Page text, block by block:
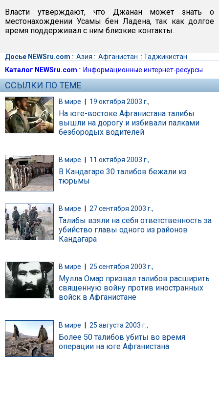
Власти утверждают, что Джанан может знать о
местонахождении Усамы бен Ладена, так как долгое
время поддерживал с ним близкие контакты.
Досье NEWSru.com :: Азия :: Афганистан :: Таджикистан
Каталог NEWSru.com :: Информационные интернет-ресурсы
ССЫЛКИ ПО ТЕМЕ
В мире | 19 октября 2003 г.,
На юге-востоке Афганистана талибы
вышли на дорогу и избивали палками
безбородых водителей
В мире 11 октября 2003 г.,
В Кандагаре 30 талибов бежали из
тюрьмы
В мире 27 сентября 2003 г.,
Талибы взяли на себя ответственность за
убийство главы одного из районов
Кандагара
В мире 25 сентября 2003 г.,
Мулла Омар призвал талибов расширить
священную войну против иностранных
войск в Афганистане
В мире | 25 августа 2003 г.,
Более 50 талибов убиты во время
операции на юге Афганистана